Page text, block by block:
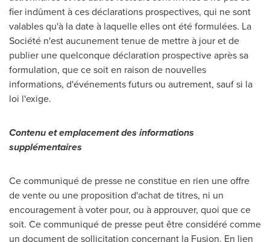
fier indûment à ces déclarations prospectives, qui ne sont
valables qu'à la date à laquelle elles ont été formulées. La
Société n'est aucunement tenue de mettre à jour et de
publier une quelconque déclaration prospective après sa
formulation, que ce soit en raison de nouvelles
informations, d'événements futurs ou autrement, sauf si la
loi l'exige.
Contenu et emplacement des informations
supplémentaires
Ce communiqué de presse ne constitue en rien une offre
de vente ou une proposition d'achat de titres, ni un
encouragement à voter pour, ou à approuver, quoi que ce
soit. Ce communiqué de presse peut être considéré comme
un document de sollicitation concernant la Fusion. En lien